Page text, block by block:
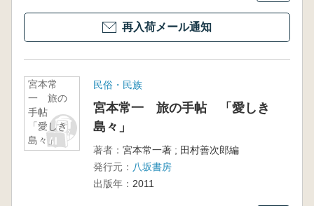
再入荷メール通知
宮本常
一 旅の
手帖
「愛しき
島々」
民俗・民族
宮本常一 旅の手帖 「愛しき
島々」
著者： 宮本常一著 ; 田村善次郎編
発行元： 八坂書房
出版年： 2011